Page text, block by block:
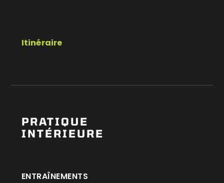
Itinéraire
PRATIQUE
INTÉRIEURE
ENTRAÎNEMENTS